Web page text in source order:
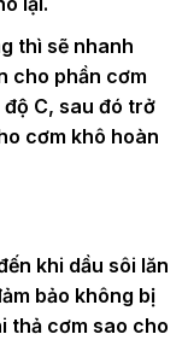
thì sẽ nhanh
cho phần cơm
C, sau đó trở
cơm khô hoàn
khi dầu sôi lăn
bảo không bị
thả cơm sao cho